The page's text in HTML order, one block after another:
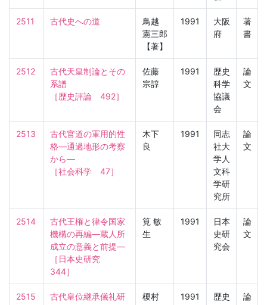
2511 古代史への道
鳥越
憲三郎
【著】
1991
大阪
府
著
書
2512
古代天皇制論とその
系譜
［歴史評論　492］
佐藤
宗諄
1991
歴史
科学
協議
会
論
文
2513
古代官道の軍用的性
格—通過地形の考察
から—
［社会科学　47］
木下
良
1991
同志
社大
学人
文科
学研
究所
論
文
2514
古代王権と律令国家
機構の再編—蔵人所
成立の意義と前提—
［日本史研究
344］
筧 敏
生
1991
日本
史研
究会
論
文
2515
古代皇位継承儀礼研
榎村
1991
歴史
論